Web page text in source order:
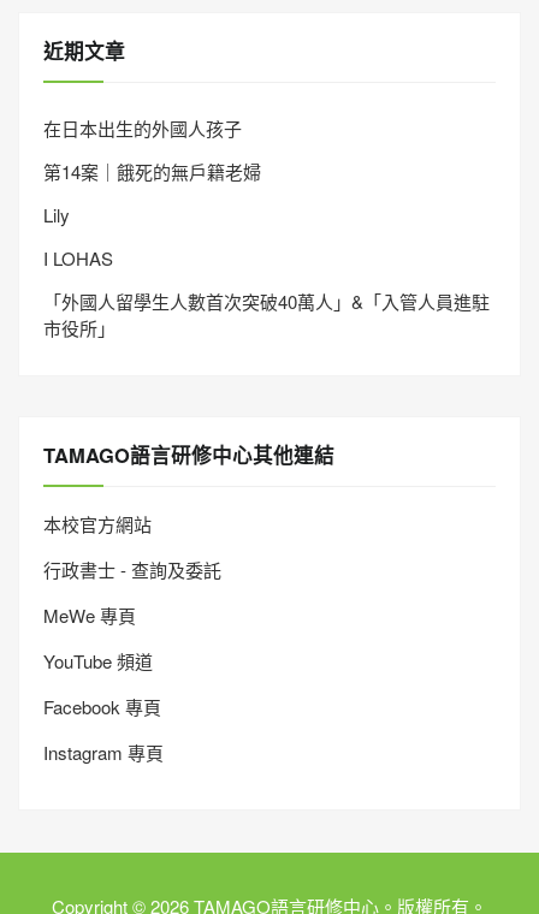
近期文章
在日本出生的外國人孩子
第14案｜餓死的無戶籍老婦
Lily
I LOHAS
「外國人留學生人數首次突破40萬人」&「入管人員進駐
市役所」
TAMAGO語言研修中心其他連結
本校官方網站
行政書士 - 查詢及委託
MeWe 專頁
YouTube 頻道
Facebook 專頁
Instagram 專頁
Copyright © 2026 TAMAGO語言研修中心。版權所有。